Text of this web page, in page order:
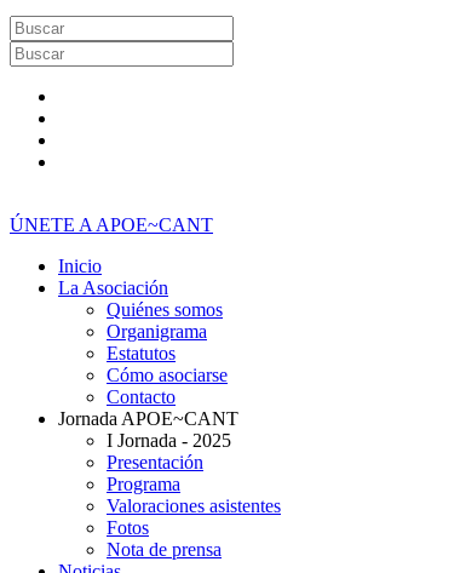
ÚNETE A APOE~CANT
Inicio
La Asociación
Quiénes somos
Organigrama
Estatutos
Cómo asociarse
Contacto
Jornada APOE~CANT
I Jornada - 2025
Presentación
Programa
Valoraciones asistentes
Fotos
Nota de prensa